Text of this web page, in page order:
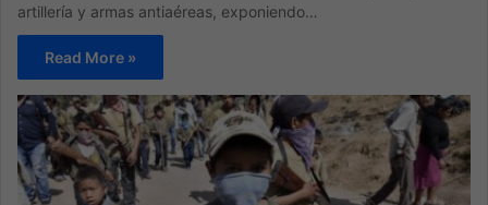
artillería y armas antiaéreas, exponiendo…
Read More »